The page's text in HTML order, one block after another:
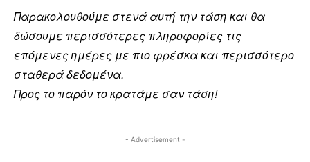
Παρακολουθούμε στενά αυτή την τάση και θα
δώσουμε περισσότερες πληροφορίες τις
επόμενες ημέρες με πιο φρέσκα και περισσότερο
σταθερά δεδομένα.
Προς το παρόν το κρατάμε σαν τάση!
- Advertisement -